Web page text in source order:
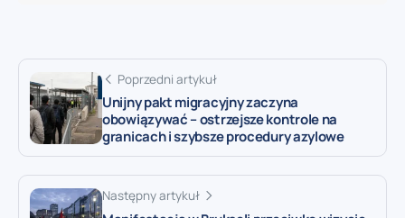
Poprzedni artykuł
Unijny pakt migracyjny zaczyna
obowiązywać – ostrzejsze kontrole na
granicach i szybsze procedury azylowe
Następny artykuł